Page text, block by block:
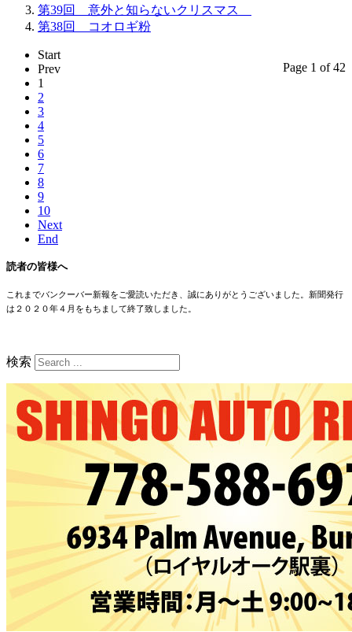
第39回 意外と知らないクリスマス
第38回 コオロギ粉
Page 1 of 42
Start
Prev
1
2
3
4
5
6
7
8
9
10
Next
End
読者の皆様へ
これまでバンクーバー新報をご愛読いただき、誠にありがとうございました。新聞発行
は２０２０年４月をもちまして終了致しました。
検索